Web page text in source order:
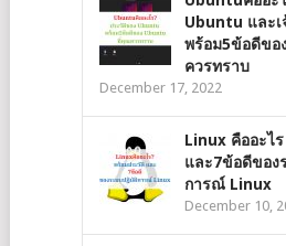
Ubuntu และเ
พร้อม5ข้อดีข
ควรทราบ
December 17, 2022
Linux คืออะไ
และ7ข้อดีของ
การณ์ Linux
December 10,